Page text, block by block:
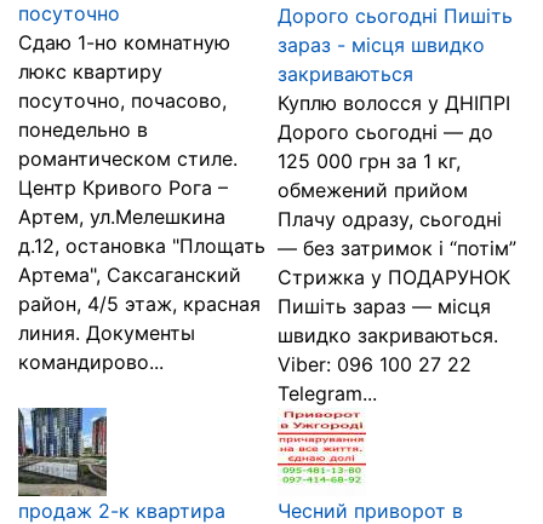
посуточно
Сдаю 1-но комнатную
люкс квартиру
посуточно, почасово,
понедельно в
романтическом стиле.
Центр Кривого Рога –
Артем, ул.Мелешкина
д.12, остановка "Площать
Артема", Саксаганский
район, 4/5 этаж, красная
линия. Документы
командирово...
Дорого сьогодні Пишіть
зараз - місця швидко
закриваються
Куплю волосся у ДНІПРІ
Дорого сьогодні — до
125 000 грн за 1 кг,
обмежений прийом
Плачу одразу, сьогодні
— без затримок і “потім”
Стрижка у ПОДАРУНОК
Пишіть зараз — місця
швидко закриваються.
Viber: 096 100 27 22
Telegram...
продаж 2-к квартира
Чесний приворот в